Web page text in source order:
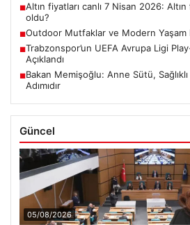
■Altın fiyatları canlı 7 Nisan 2026:
oldu?
■Outdoor Mutfaklar ve Modern Yaşam
■Trabzonspor’un UEFA Avrupa Ligi
Açıklandı
■Bakan Memişoğlu: Anne Sütü,
Adımıdır
Güncel
05/08/2026